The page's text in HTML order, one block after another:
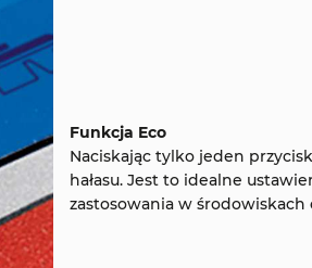
Funkcja Eco
Naciskając tylko jeden
hałasu. Jest to idealne
zastosowania w